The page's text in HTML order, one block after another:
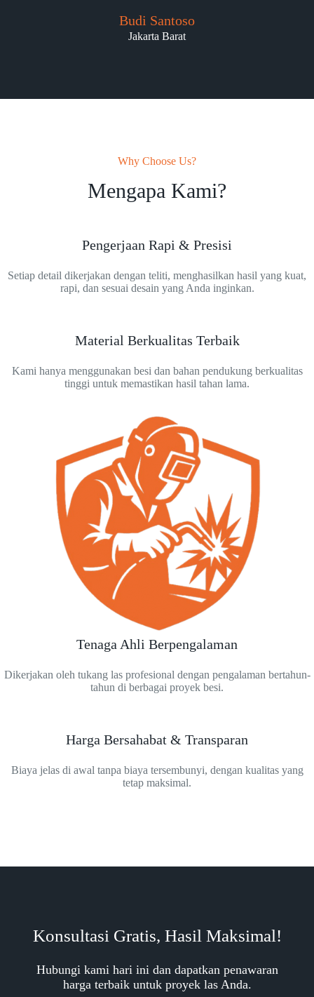
Budi Santoso
Jakarta Barat
Why Choose Us?
Mengapa Kami?
Pengerjaan Rapi & Presisi
Setiap detail dikerjakan dengan teliti, menghasilkan hasil yang kuat,
rapi, dan sesuai desain yang Anda inginkan.
Material Berkualitas Terbaik
Kami hanya menggunakan besi dan bahan pendukung berkualitas
tinggi untuk memastikan hasil tahan lama.
Tenaga Ahli Berpengalaman
Dikerjakan oleh tukang las profesional dengan pengalaman bertahun-
tahun di berbagai proyek besi.
Harga Bersahabat & Transparan
Biaya jelas di awal tanpa biaya tersembunyi, dengan kualitas yang
tetap maksimal.
Konsultasi Gratis, Hasil Maksimal!
Hubungi kami hari ini dan dapatkan penawaran
harga terbaik untuk proyek las Anda.